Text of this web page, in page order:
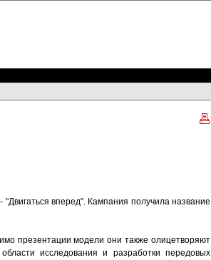
вперед". Кампания получила название
презентации модели они также олицетворяют
исследования и разработки передовых